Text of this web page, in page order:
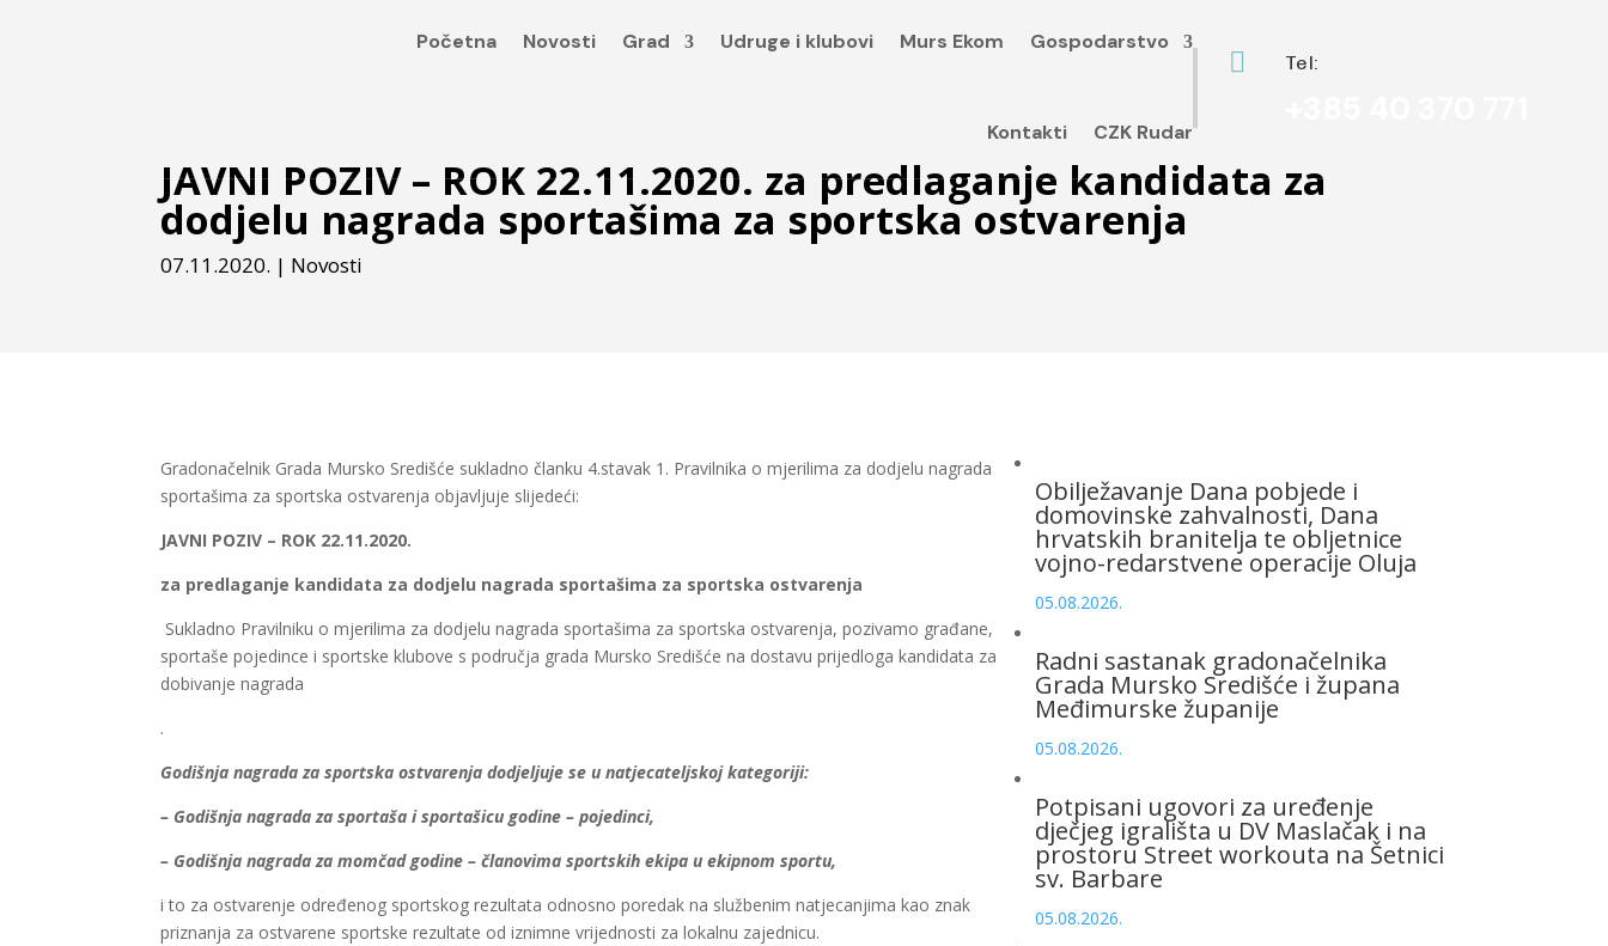
Početna Novosti Grad Udruge i klubovi Murs Ekom Gospodarstvo
Kontakti CZK Rudar
 Tel:
JAVNI POZIV – ROK 22.11.2020. za predlaganje kandidata za
dodjelu nagrada sportašima za sportska ostvarenja
07.11.2020. | Novosti
Gradonačelnik Grada Mursko Središće sukladno članku 4.stavak 1. Pravilnika o mjerilima za dodjelu nagrada
sportašima za sportska ostvarenja objavljuje slijedeći:
JAVNI POZIV – ROK 22.11.2020.
za predlaganje kandidata za dodjelu nagrada sportašima za sportska ostvarenja
Sukladno Pravilniku o mjerilima za dodjelu nagrada sportašima za sportska ostvarenja, pozivamo građane,
sportaše pojedince i sportske klubove s područja grada Mursko Središće na dostavu prijedloga kandidata za
dobivanje nagrada
.
Godišnja nagrada za sportska ostvarenja dodjeljuje se u natjecateljskoj kategoriji:
– Godišnja nagrada za sportaša i sportašicu godine – pojedinci,
– Godišnja nagrada za momčad godine – članovima sportskih ekipa u ekipnom sportu,
i to za ostvarenje određenog sportskog rezultata odnosno poredak na službenim natjecanjima kao znak
priznanja za ostvarene sportske rezultate od iznimne vrijednosti za lokalnu zajednicu.
Obilježavanje Dana pobjede i
domovinske zahvalnosti, Dana
hrvatskih branitelja te obljetnice
vojno-redarstvene operacije Oluja
05.08.2026.
Radni sastanak gradonačelnika
Grada Mursko Središće i župana
Međimurske županije
05.08.2026.
Potpisani ugovori za uređenje
dječjeg igrališta u DV Maslačak i na
prostoru Street workouta na Šetnici
sv. Barbare
05.08.2026.